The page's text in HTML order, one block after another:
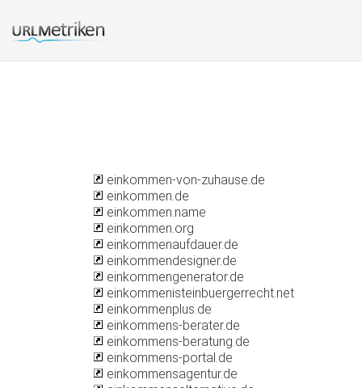
einkommen-von-zuhause.de
einkommen.de
einkommen.name
einkommen.org
einkommenaufdauer.de
einkommendesigner.de
einkommengenerator.de
einkommenisteinbuergerrecht.net
einkommenplus.de
einkommens-berater.de
einkommens-beratung.de
einkommens-portal.de
einkommensagentur.de